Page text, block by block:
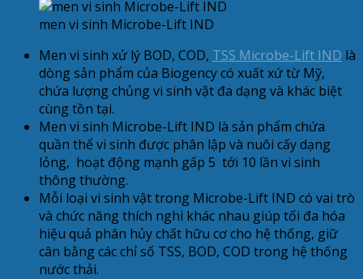
men vi sinh Microbe-Lift IND
Men vi sinh xử lý BOD, COD, TSS Microbe-Lift IND là
dòng sản phẩm của Biogency có xuất xứ từ Mỹ,
chứa lượng chủng vi sinh vật đa dạng và khác biệt
cùng tồn tại.
Men vi sinh Microbe-Lift IND là sản phẩm chứa
quần thể vi sinh được phân lập và nuôi cấy dạng
lỏng, hoạt động mạnh gấp 5 tới 10 lần vi sinh
thông thường.
Mỗi loại vi sinh vật trong Microbe-Lift IND có vai trò
và chức năng thích nghi khác nhau giúp tối đa hóa
hiệu quả phân hủy chất hữu cơ cho hệ thống, giữ
cân bằng các chỉ số TSS, BOD, COD trong hệ thống
nước thải.